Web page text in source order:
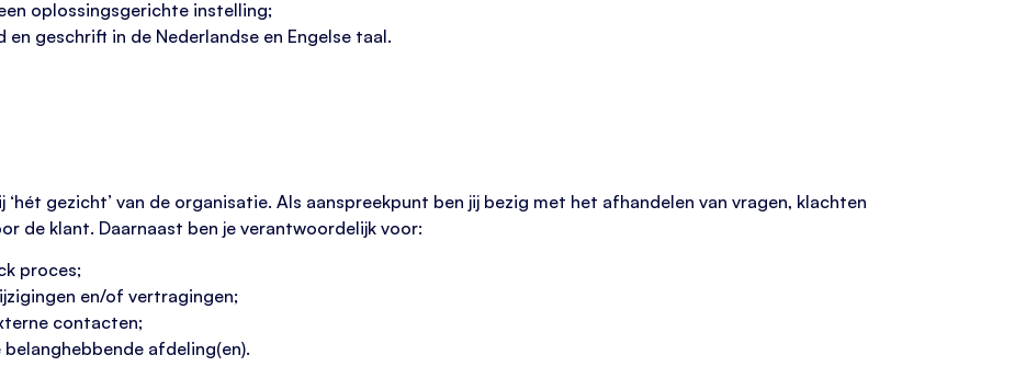
oplossingsgerichte instelling;
en geschrift in de Nederlandse en Engelse taal.
gezicht’ van de organisatie. Als aanspreekpunt ben jij bezig met het afhandelen van vragen, klachten
de klant. Daarnaast ben je verantwoordelijk voor:
proces;
en/of vertragingen;
contacten;
afdeling(en).